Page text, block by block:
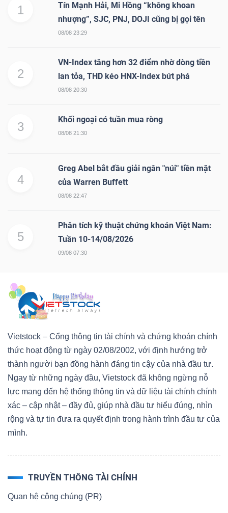
1
Tín Mạnh Hải, Mi Hồng “không khoan
nhượng”, SJC, PNJ, DOJI cũng bị gọi tên
08/08 23:29
2
VN-Index tăng hơn 32 điểm nhờ dòng tiền
lan tỏa, THD kéo HNX-Index bứt phá
08/08 20:30
3
Khối ngoại có tuần mua ròng
08/08 21:30
4
Greg Abel bắt đầu giải ngân "núi" tiền mặt
của Warren Buffett
08/08 22:47
5
Phân tích kỹ thuật chứng khoán Việt Nam:
Tuần 10-14/08/2026
09/08 07:30
Vietstock – Cổng thông tin tài chính và chứng khoán chính
thức hoạt động từ ngày 02/08/2002, với định hướng trở
thành người bạn đồng hành đáng tin cậy của nhà đầu tư.
Ngay từ những ngày đầu, Vietstock đã không ngừng nỗ
lực mang đến hệ thống thông tin và dữ liệu tài chính chính
xác – cập nhật – đầy đủ, giúp nhà đầu tư hiểu đúng, nhìn
rộng và tự tin đưa ra quyết định trong hành trình đầu tư của
mình.
TRUYỀN THÔNG TÀI CHÍNH
Quan hệ công chúng (PR)